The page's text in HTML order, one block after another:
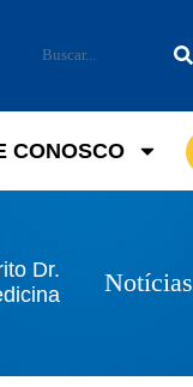
CONOSCO
Dr.
Notícias